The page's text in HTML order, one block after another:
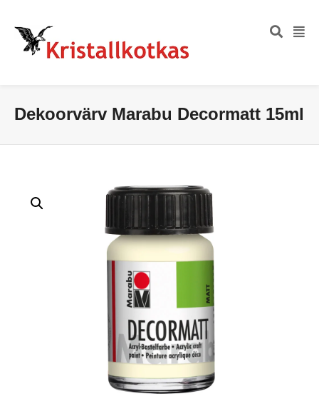
Dekoorvärv Marabu Decormatt 15ml